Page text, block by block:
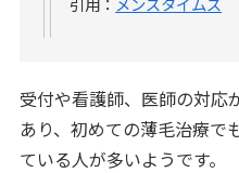
受付や看護師、医師の対応
あり、初めての薄毛治療で
ている人が多いようです。